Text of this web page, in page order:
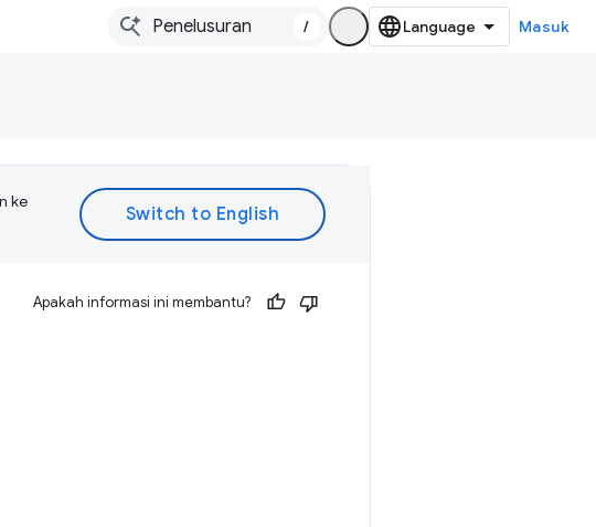
/ Masuk
ke
Apakah informasi ini membantu?